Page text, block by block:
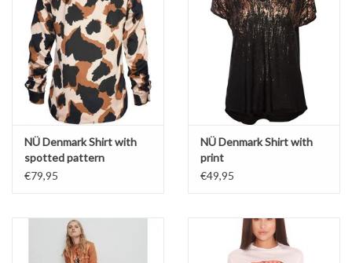
NÜ Denmark Shirt with
spotted pattern
€79,95
NÜ Denmark Shirt with
print
€49,95